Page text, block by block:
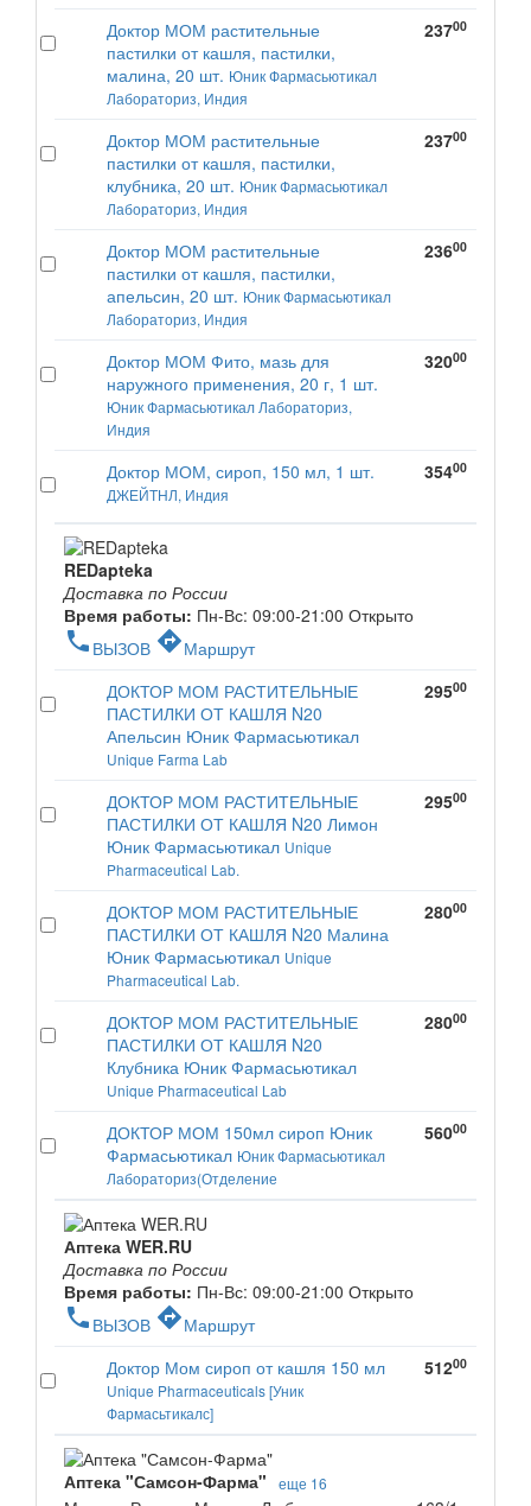
Доктор МОМ растительные
пастилки от кашля, пастилки,
малина, 20 шт. Юник Фармасьютикал
Лабораториз, Индия
23700
Доктор МОМ растительные
пастилки от кашля, пастилки,
клубника, 20 шт. Юник Фармасьютикал
Лабораториз, Индия
23700
Доктор МОМ растительные
пастилки от кашля, пастилки,
апельсин, 20 шт. Юник Фармасьютикал
Лабораториз, Индия
23600
Доктор МОМ Фито, мазь для
наружного применения, 20 г, 1 шт.
Юник Фармасьютикал Лабораториз,
Индия
32000
Доктор МОМ, сироп, 150 мл, 1 шт.
ДЖЕЙТНЛ, Индия
35400
REDapteka
Доставка по России
Время работы: Пн-Вс: 09:00-21:00 Открыто
phone ВЫЗОВ directionsМаршрут
ДОКТОР МОМ РАСТИТЕЛЬНЫЕ
ПАСТИЛКИ ОТ КАШЛЯ N20
Апельсин Юник Фармасьютикал
Unique Farma Lab
29500
ДОКТОР МОМ РАСТИТЕЛЬНЫЕ
ПАСТИЛКИ ОТ КАШЛЯ N20 Лимон
Юник Фармасьютикал Unique
Pharmaceutical Lab.
29500
ДОКТОР МОМ РАСТИТЕЛЬНЫЕ
ПАСТИЛКИ ОТ КАШЛЯ N20 Малина
Юник Фармасьютикал Unique
Pharmaceutical Lab.
28000
ДОКТОР МОМ РАСТИТЕЛЬНЫЕ
ПАСТИЛКИ ОТ КАШЛЯ N20
Клубника Юник Фармасьютикал
Unique Pharmaceutical Lab
28000
ДОКТОР МОМ 150мл сироп Юник
Фармасьютикал Юник Фармасьютикал
Лабораториз(Отделение
56000
Аптека WER.RU
Доставка по России
Время работы: Пн-Вс: 09:00-21:00 Открыто
phone ВЫЗОВ directionsМаршрут
Доктор Мом сироп от кашля 150 мл
Unique Pharmaceuticals [Уник
Фармасьтикалс]
51200
Аптека "Самсон-Фарма" еще 16